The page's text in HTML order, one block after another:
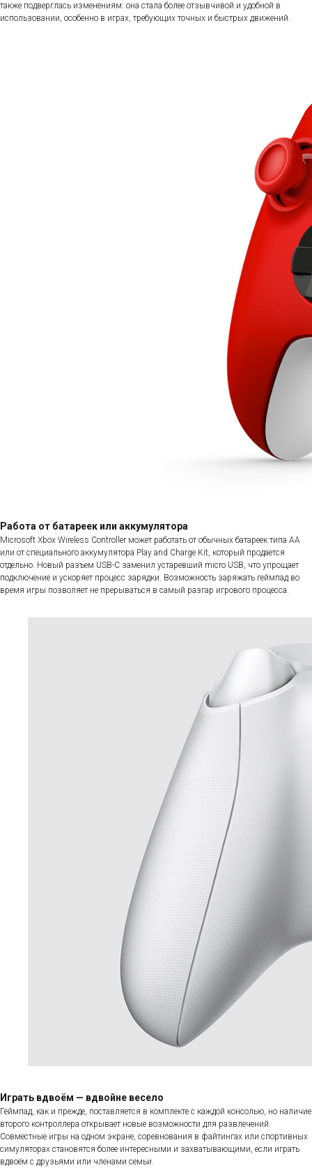
также подверглась изменениям: она стала более отзывчивой и удобной в
использовании, особенно в играх, требующих точных и быстрых движений.
Работа от батареек или аккумулятора
Microsoft Xbox Wireless Controller может работать от обычных батареек типа АА
или от специального аккумулятора Play and Charge Kit, который продается
отдельно. Новый разъем USB-C заменил устаревший micro USB, что упрощает
подключение и ускоряет процесс зарядки. Возможность заряжать геймпад во
время игры позволяет не прерываться в самый разгар игрового процесса.
Играть вдвоём — вдвойне весело
Геймпад, как и прежде, поставляется в комплекте с каждой консолью, но наличие
второго контроллера открывает новые возможности для развлечений.
Совместные игры на одном экране, соревнования в файтингах или спортивных
симуляторах становятся более интересными и захватывающими, если играть
вдвоём с друзьями или членами семьи.